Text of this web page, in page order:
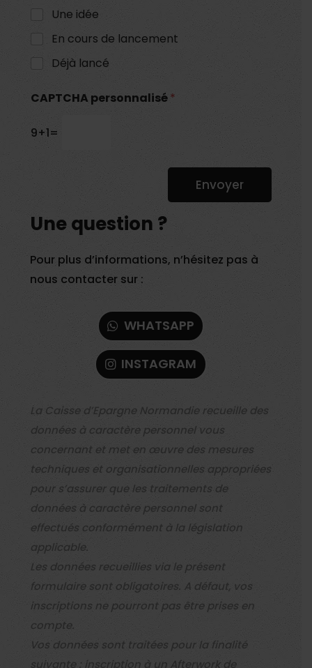
Une idée
En cours de lancement
Déjà lancé
CAPTCHA personnalisé*
9+1=
Envoyer
Une question ?
Pour plus d’informations, n’hésitez pas à
nous contacter sur :
WHATSAPP
INSTAGRAM
La Caisse d’Epargne Normandie recueille des
données à caractère personnel vous
concernant et met en œuvre des mesures
techniques et organisationnelles appropriées
pour s’assurer que les traitements de
données à caractère personnel sont
effectués conformément à la législation
applicable.
Les données recueillies via le présent
formulaire sont obligatoires. A défaut, vos
inscriptions ne pourront pas être prises en
compte.
Vos données sont traitées pour la finalité
suivante : inscription à un Afterwork de